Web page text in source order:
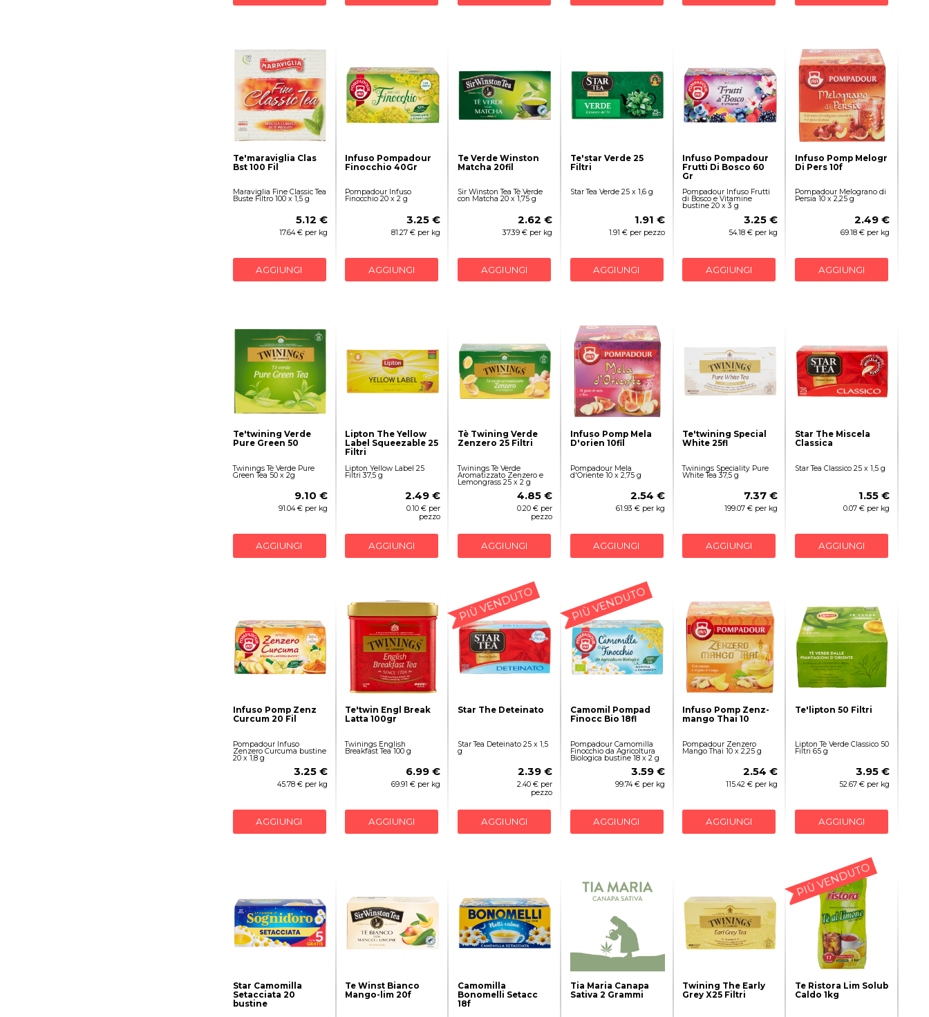
Te'maraviglia Clas
Bst 100 Fil
Maraviglia Fine Classic Tea
Buste Filtro 100 x 1,5 g
5.12 €
17.64 € per kg
AGGIUNGI
Infuso Pompadour
Finocchio 40Gr
Pompadour Infuso
Finocchio 20 x 2 g
3.25 €
81.27 € per kg
AGGIUNGI
Te Verde Winston
Matcha 20fil
Sir Winston Tea Tè Verde
con Matcha 20 x 1,75 g
2.62 €
37.39 € per kg
AGGIUNGI
Te'star Verde 25
Filtri
Star Tea Verde 25 x 1,6 g
1.91 €
1.91 € per pezzo
AGGIUNGI
Infuso Pompadour
Frutti Di Bosco 60
Gr
Pompadour Infuso Frutti
di Bosco e Vitamine
bustine 20 x 3 g
3.25 €
54.18 € per kg
AGGIUNGI
Infuso Pomp Melogr
Di Pers 10f
Pompadour Melograno di
Persia 10 x 2,25 g
2.49 €
69.18 € per kg
AGGIUNGI
Te'twining Verde
Pure Green 50
Twinings Tè Verde Pure
Green Tea 50 x 2g
9.10 €
91.04 € per kg
AGGIUNGI
Lipton The Yellow
Label Squeezable 25
Filtri
Lipton Yellow Label 25
Filtri 37,5 g
2.49 €
0.10 € per
pezzo
AGGIUNGI
Tè Twining Verde
Zenzero 25 Filtri
Twinings Tè Verde
Aromatizzato Zenzero e
Lemongrass 25 x 2 g
4.85 €
0.20 € per
pezzo
AGGIUNGI
Infuso Pomp Mela
D'orien 10fil
Pompadour Mela
d'Oriente 10 x 2,75 g
2.54 €
61.93 € per kg
AGGIUNGI
Te'twining Special
White 25fl
Twinings Speciality Pure
White Tea 37,5 g
7.37 €
199.07 € per kg
AGGIUNGI
Star The Miscela
Classica
Star Tea Classico 25 x 1,5 g
1.55 €
0.07 € per kg
AGGIUNGI
Infuso Pomp Zenz
Curcum 20 Fil
Pompadour Infuso
Zenzero Curcuma bustine
20 x 1,8 g
3.25 €
45.78 € per kg
AGGIUNGI
Te'twin Engl Break
Latta 100gr
Twinings English
Breakfast Tea 100 g
6.99 €
69.91 € per kg
AGGIUNGI
PIÙ VENDUTO
Star The Deteinato
Star Tea Deteinato 25 x 1,5
g
2.39 €
2.40 € per
pezzo
AGGIUNGI
PIÙ VENDUTO
Camomil Pompad
Finocc Bio 18fl
Pompadour Camomilla
Finocchio da Agricoltura
Biologica bustine 18 x 2 g
3.59 €
99.74 € per kg
AGGIUNGI
Infuso Pomp Zenz-
mango Thai 10
Pompadour Zenzero
Mango Thai 10 x 2,25 g
2.54 €
115.42 € per kg
AGGIUNGI
Te'lipton 50 Filtri
Lipton Tè Verde Classico 50
Filtri 65 g
3.95 €
52.67 € per kg
AGGIUNGI
Star Camomilla
Setacciata 20
bustine
Te Winst Bianco
Mango-lim 20f
Camomilla
Bonomelli Setacc
18f
Tia Maria Canapa
Sativa 2 Grammi
Twining The Early
Grey X25 Filtri
PIÙ VENDUTO
Te Ristora Lim Solub
Caldo 1kg